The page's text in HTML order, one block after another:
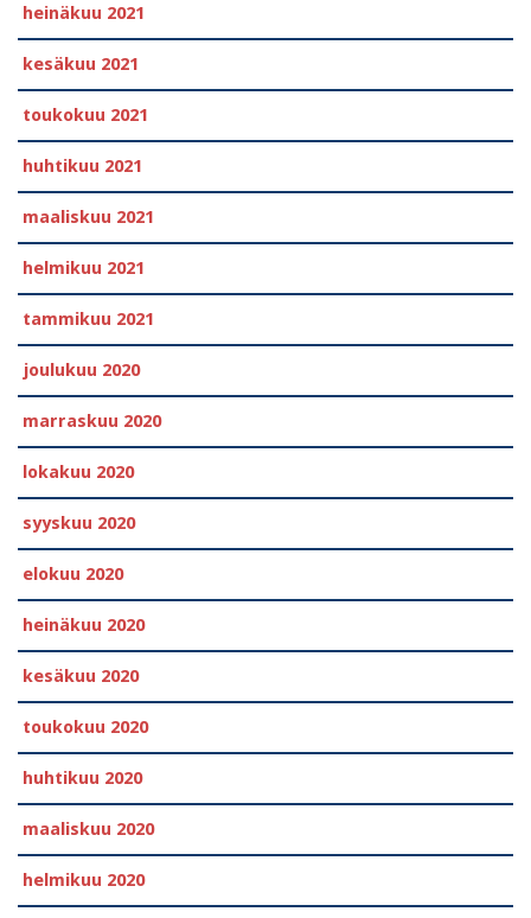
heinäkuu 2021
kesäkuu 2021
toukokuu 2021
huhtikuu 2021
maaliskuu 2021
helmikuu 2021
tammikuu 2021
joulukuu 2020
marraskuu 2020
lokakuu 2020
syyskuu 2020
elokuu 2020
heinäkuu 2020
kesäkuu 2020
toukokuu 2020
huhtikuu 2020
maaliskuu 2020
helmikuu 2020